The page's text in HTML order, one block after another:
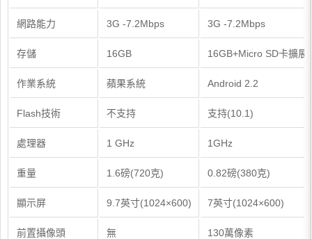
網路能力 3G -7.2Mbps 3G -7.2Mbps
存儲 16GB 16GB+Micro SD卡擴展
作業系統 蘋果系統 Android 2.2
Flash技術 不支持 支持(10.1)
處理器 1 GHz 1GHz
重量 1.6磅(720克) 0.82磅(380克)
顯示屏 9.7英寸(1024×600) 7英寸(1024×600)
前置攝像頭 無 130萬像素